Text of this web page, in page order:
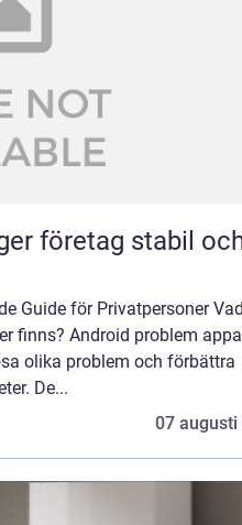
företag stabil
Guide för Privatpersoner
finns? Android problem
olika problem och förbättra
De...
07 augusti